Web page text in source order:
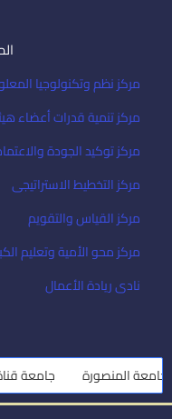
مركز نظم وتكنولوجيا
مركز تنمية قدرات أعضاء
مركز توكيد الجودة
مركز التخطيط الاستراتيجى
مركز القياس والتقويم
مركز محو الأمية وتعليم
نادى ريادة الأعمال
المنصورة جامعة